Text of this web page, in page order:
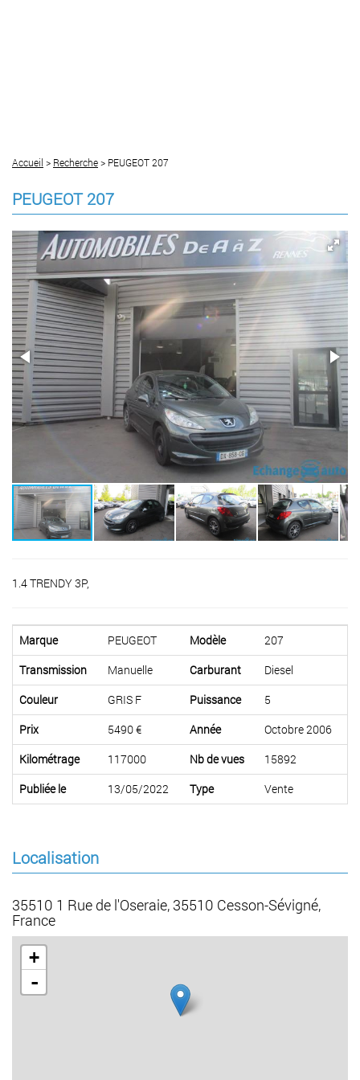
Accueil > Recherche> PEUGEOT 207
PEUGEOT 207
1.4 TRENDY 3P,
Marque PEUGEOT Modèle
207
Transmission
Manuelle Carburant
Diesel
Couleur
GRIS F Puissance
5
Prix
5490 € Année
Octobre 2006
Kilométrage
117000 Nb de vues
15892
Publiée le
13/05/2022 Type Vente
Localisation
35510 1 Rue de l'Oseraie, 35510 Cesson-Sévigné,
France
+
-